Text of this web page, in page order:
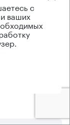
здании:
с
ваших